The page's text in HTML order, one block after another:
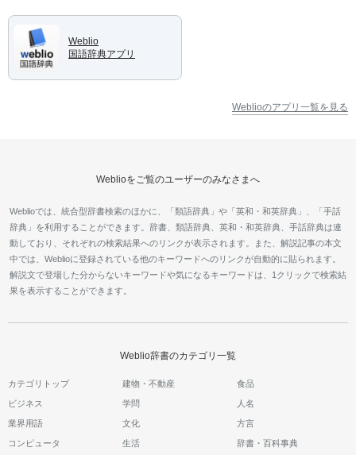
Weblio
国語辞典アプリ
Weblioのアプリ一覧を見る
Weblioをご覧のユーザーのみなさまへ
Weblioでは、統合型辞書検索のほかに、「類語辞典」や「英和・和英辞典」、「手話
辞典」を利用することができます。辞書、類語辞典、英和・和英辞典、手話辞典は連
動しており、それぞれの検索結果へのリンクが表示されます。また、解説記事の本文
中では、Weblioに登録されている他のキーワードへのリンクが自動的に貼られます。
解説文で登場した分からないキーワードや気になるキーワードは、1クリックで検索結
果を表示することができます。
Weblio辞書のカテゴリ一覧
カテゴリトップ 建物・不動産 食品
ビジネス 学問 人名
業界用語 文化 方言
コンピュータ 生活 辞書・百科事典